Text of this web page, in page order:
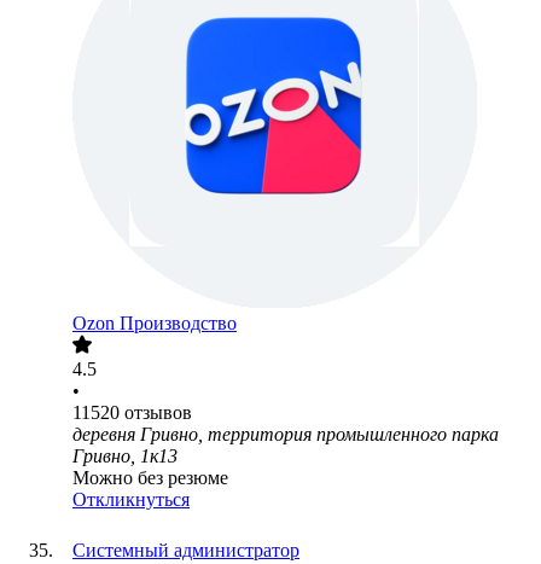
Ozon Производство
4.5
•
11520 отзывов
деревня Гривно, территория промышленного парка
Гривно, 1к13
Можно без резюме
Откликнуться
Системный администратор